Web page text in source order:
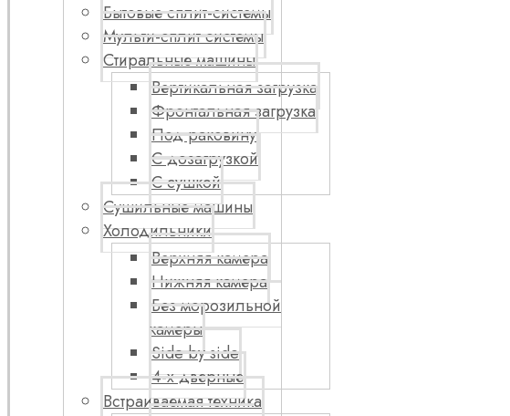
Бытовые сплит-системы
Мульти-сплит системы
Стиральные машины
Вертикальная загрузка
Фронтальная загрузка
Под раковину
С дозагрузкой
С сушкой
Сушильные машины
Холодильники
Верхняя камера
Нижняя камера
Без морозильной
камеры
Side by side
4-х дверные
Встраиваемая техника